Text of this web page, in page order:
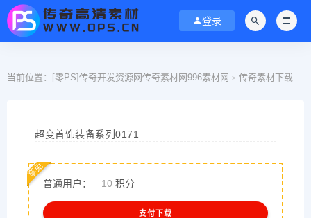
登录
当前位置： [零PS]传奇开发资源网传奇素材网996素材网 > 传奇素材下载
超变首饰装备系列0171
普通用户： 10 积分
享免
支付下载